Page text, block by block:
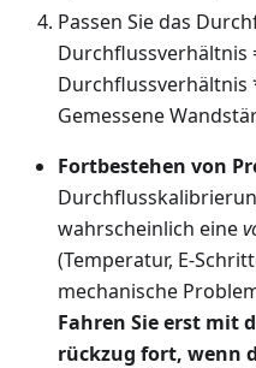
Passen Sie das
Durchflussverhältnis
Durchflussverhältnis
Gemessene
Fortbestehen von
wahrscheinlich eine
(Temperatur, E-
mechanische
Fahren Sie erst mit
rückzug fort, wenn